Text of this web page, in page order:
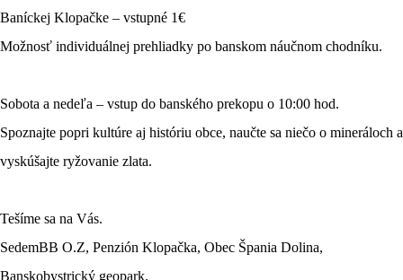
Baníckej Klopačke – vstupné 1€
Možnosť individuálnej prehliadky po banskom náučnom chodníku.
Sobota a nedeľa – vstup do banského prekopu o 10:00 hod.
Spoznajte popri kultúre aj históriu obce, naučte sa niečo o mineráloch a
vyskúšajte ryžovanie zlata.
Tešíme sa na Vás.
SedemBB O.Z, Penzión Klopačka, Obec Špania Dolina,
Banskobystrický geopark.